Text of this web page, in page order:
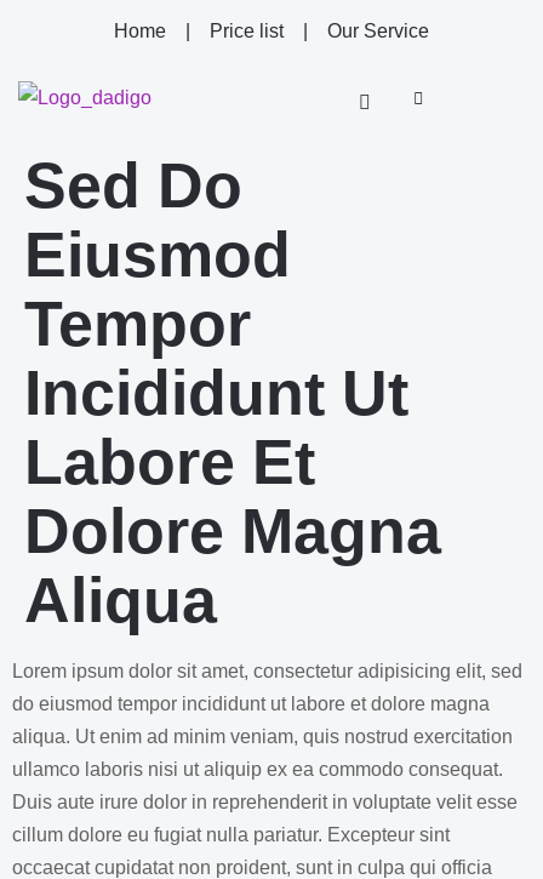
Home Price list Our Service
Sed Do
Eiusmod
Tempor
Incididunt Ut
Labore Et
Dolore Magna
Aliqua
Lorem ipsum dolor sit amet, consectetur adipisicing elit, sed
do eiusmod tempor incididunt ut labore et dolore magna
aliqua. Ut enim ad minim veniam, quis nostrud exercitation
ullamco laboris nisi ut aliquip ex ea commodo consequat.
Duis aute irure dolor in reprehenderit in voluptate velit esse
cillum dolore eu fugiat nulla pariatur. Excepteur sint
occaecat cupidatat non proident, sunt in culpa qui officia